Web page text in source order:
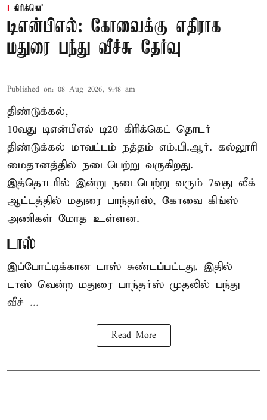
கிரிக்கெட்
டிஎன்பிஎல்: கோவைக்கு எதிராக
மதுரை பந்து வீச்சு தேர்வு
Published on: 08 Aug 2026, 9:48 am
திண்டுக்கல்,
10வது டிஎன்பிஎல் டி20 கிரிக்கெட் தொடர்
திண்டுக்கல் மாவட்டம் நத்தம் எம்.பி.ஆர். கல்லூரி
மைதானத்தில் நடைபெற்று வருகிறது.
இத்தொடரில் இன்று நடைபெற்று வரும் 7வது லீக்
ஆட்டத்தில் மதுரை பாந்தர்ஸ், கோவை கிங்ஸ்
அணிகள் மோத உள்ளன.
டாஸ்
இப்போட்டிக்கான டாஸ் சுண்டப்பட்டது. இதில்
டாஸ் வென்ற மதுரை பாந்தர்ஸ் முதலில் பந்து
வீச் ...
Read More